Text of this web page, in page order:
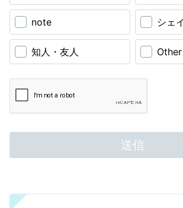
療費に伴う諸費用はお客様ご自身の負担となり
・あらゆる事故等の可能性を考え、旅行出発前に
入の上、弊社プログラムにご参加ください。 ・
バリ島所在の会社であり、本契約内容また契約
てもインドネシアの法律により解決されます。
その管轄裁判所はデンパサール地方裁判所とな
「私はプログラム参加中やその往復中に負傷した
らに基づいた後遺症が発生した場合あるいは死亡
・6 日前～ 4 日前： 50 %
note シェ
知人・友人 Other
送信